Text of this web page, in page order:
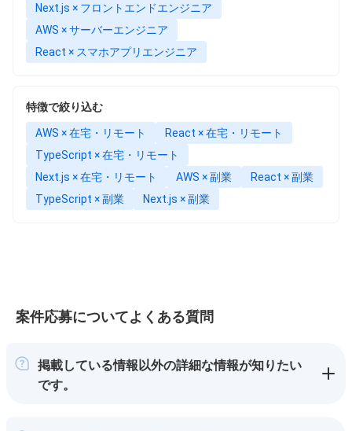
Next.js × フロントエンドエンジニア
AWS × サーバーエンジニア
React × スマホアプリエンジニア
特徴で絞り込む
AWS × 在宅・リモート
React × 在宅・リモート
TypeScript × 在宅・リモート
Next.js × 在宅・リモート
AWS × 副業
React × 副業
TypeScript × 副業
Next.js × 副業
案件応募についてよくある質問
掲載している情報以外の詳細な情報が知りたい
です。